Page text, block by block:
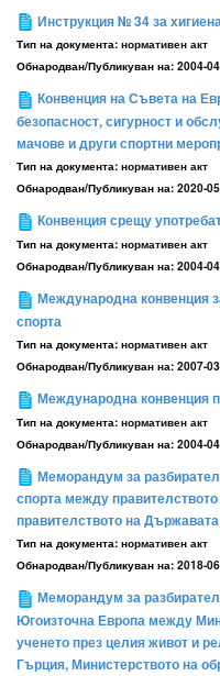
Инструкция № 34 за
Тип на документа: нормативен акт
Обнародван/Публикуван на: 2004-
Конвенция на Съвета на
безопасност, сигурност и
мачове и други спортни
Тип на документа: нормативен акт
Обнародван/Публикуван на: 2020-
Конвенция срещу
Тип на документа: нормативен акт
Обнародван/Публикуван на: 2004-
Международна конвенция
спорта
Тип на документа: нормативен акт
Обнародван/Публикуван на: 2007-
Международна конвенция
Тип на документа: нормативен акт
Обнародван/Публикуван на: 2004-
Меморандум за
спорта между
правителството на
Тип на документа: нормативен акт
Обнародван/Публикуван на: 2018-
Меморандум за
Югоизточна Европа между
ученето през целия живот и
Гърция, Министерството на